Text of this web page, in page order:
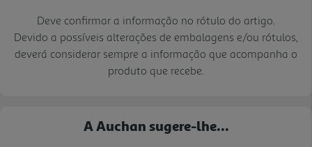
Deve confirmar a informação no rótulo do artigo.
Devido a possíveis alterações de embalagens e/ou rótulos,
deverá considerar sempre a informação que acompanha o
produto que recebe.
A Auchan sugere-lhe...